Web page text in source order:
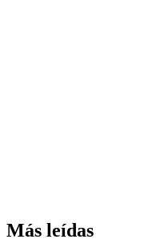
Más leídas